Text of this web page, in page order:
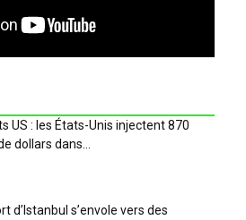
US : les États-Unis injectent 870
dollars dans...
d’Istanbul s’envole vers des